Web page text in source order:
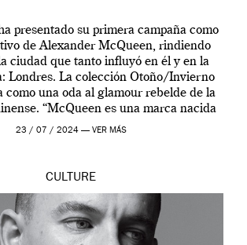
presentado su primera campaña como
de Alexander McQueen, rindiendo
ciudad que tanto influyó en él y en la
Londres. La colección Otoño/Invierno
como una oda al glamour rebelde de la
“McQueen es una marca nacida
Londres y siempre ha […]
23 / 07 / 2024 — VER MÁS
CULTURE